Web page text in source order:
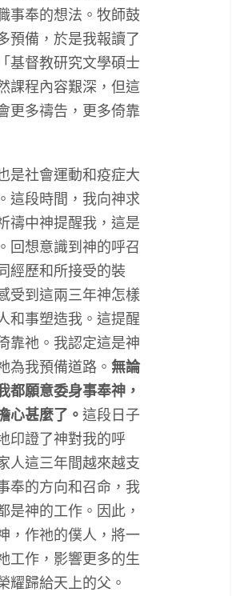
事奉的想法。牧師鼓
預備，於是我報讀了
基督教研究文學碩士
課程內容艱深，但這
更多禱告，更多倚靠
社會運動和疫症大
這段時間，我向神求
禱中神提醒我，這是
回想意識到神的呼召
經歷和所接受的裝
受到這兩三年神怎樣
和事塑造我。這提醒
靠祂。我認定這是神
為我預備道路。 無論
都願意委身事奉神，
心甚麼了。 這段日子
印證了神對我的呼
人這三年間越來越支
奉的方向和召命，我
是神的工作。因此，
，作祂的僕人，將一
工作，影響更多的生
耀歸給天上的父。